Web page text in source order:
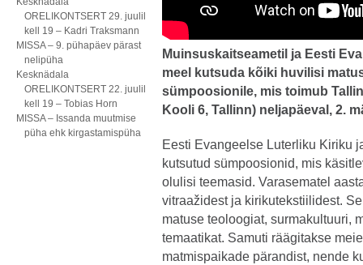
ORELIKONTSERT 29. juulil
kell 19 – Kadri Traksmann
MISSA – 9. pühapäev pärast
nelipüha
Kesknädala
ORELIKONTSERT 22. juulil
kell 19 – Tobias Horn
MISSA – Issanda muutmise
püha ehk kirgastamispüha
Muinsuskaitseametil ja Eesti
meel kutsuda kõiki huvilisi
sümpoosionile, mis toimub
Kooli 6, Tallinn) neljapäeval, 2.
Eesti Evangeelse Luterliku Kiriku
kutsutud sümpoosionid, mis
olulisi teemasid. Varasematel
vitraažidest ja kirikutekstiilidest.
matuse teoloogiat, surmakultuuri,
temaatikat. Samuti räägitakse
matmispaikade pärandist, nende